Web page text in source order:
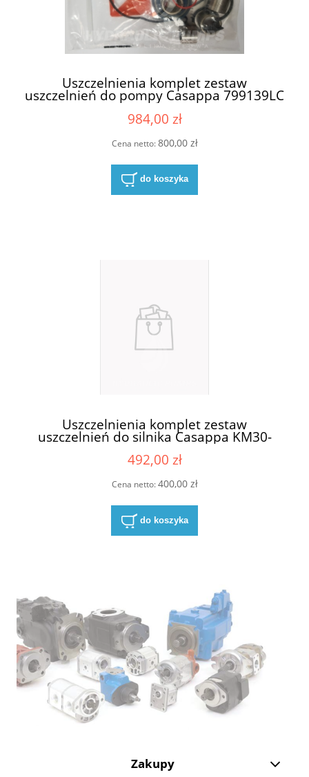
Uszczelnienia komplet zestaw
uszczelnień do pompy Casappa 799139LC
6909807 05258Z (69224990 , 6924989 ,
6924988)
984,00 zł
Cena netto:800,00 zł
do koszyka
Uszczelnienia komplet zestaw
uszczelnień do silnika Casappa KM30-
492,00 zł
Cena netto:400,00 zł
do koszyka
Zakupy